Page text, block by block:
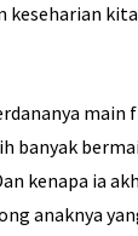
main
banyak
kenapa ia
anaknya